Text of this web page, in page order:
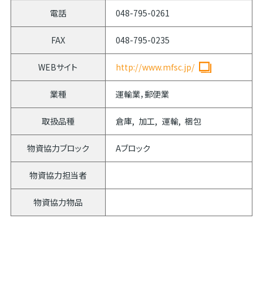
電話 048-795-0261
FAX 048-795-0235
WEBサイト http://www.mfsc.jp/
業種 運輸業，郵便業
取扱品種 倉庫 加工 運輸 梱包
物資協力ブロック Aブロック
物資協力担当者
物資協力物品